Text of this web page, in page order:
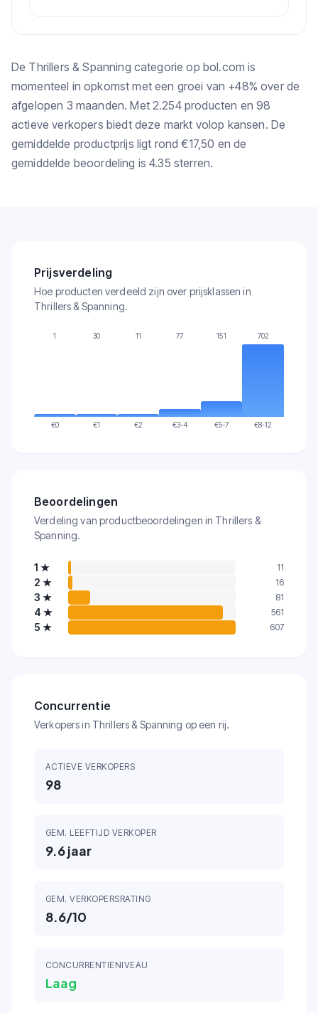
De Thrillers & Spanning categorie op bol.com is
momenteel in opkomst met een groei van +48% over de
afgelopen 3 maanden. Met 2.254 producten en 98
actieve verkopers biedt deze markt volop kansen. De
gemiddelde productprijs ligt rond €17,50 en de
gemiddelde beoordeling is 4.35 sterren.
Prijsverdeling
Hoe producten verdeeld zijn over prijsklassen in
Thrillers & Spanning.
1
€0
30
€1
11
€2
77
€3-4
151
€5-7
702
€8-12
Beoordelingen
Verdeling van productbeoordelingen in Thrillers &
Spanning.
1 ★ 11
2 ★ 16
3 ★ 81
4 ★ 561
5 ★ 607
Concurrentie
Verkopers in Thrillers & Spanning op een rij.
ACTIEVE VERKOPERS
98
GEM. LEEFTIJD VERKOPER
9.6jaar
GEM. VERKOPERSRATING
8.6/10
CONCURRENTIENIVEAU
Laag